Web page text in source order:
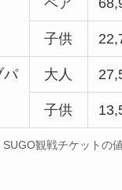
子供
パ
大人
子供
SUGO観戦チケットの